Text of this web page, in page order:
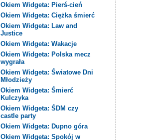
Okiem Widgeta: Pierś-cień
Okiem Widgeta: Ciężka śmierć
Okiem Widgeta: Law and
Justice
Okiem Widgeta: Wakacje
Okiem Widgeta: Polska mecz
wygrała
Okiem Widgeta: Światowe Dni
Młodzieży
Okiem Widgeta: Śmierć
Kulczyka
Okiem Widgeta: ŚDM czy
castle party
Okiem Widgeta: Dupno góra
Okiem Widgeta: Spokój w